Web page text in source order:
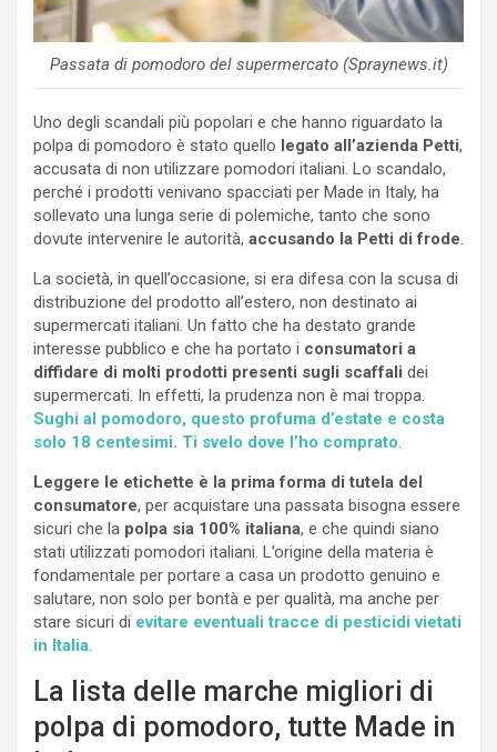
Passata di pomodoro del supermercato (Spraynews.it)
Uno degli scandali più popolari e che hanno riguardato la
polpa di pomodoro è stato quello legato all’azienda Petti,
accusata di non utilizzare pomodori italiani. Lo scandalo,
perché i prodotti venivano spacciati per Made in Italy, ha
sollevato una lunga serie di polemiche, tanto che sono
dovute intervenire le autorità, accusando la Petti di frode.
La società, in quell’occasione, si era difesa con la scusa di
distribuzione del prodotto all’estero, non destinato ai
supermercati italiani. Un fatto che ha destato grande
interesse pubblico e che ha portato i consumatori a
diffidare di molti prodotti presenti sugli scaffali dei
supermercati. In effetti, la prudenza non è mai troppa.
Sughi al pomodoro, questo profuma d’estate e costa
solo 18 centesimi. Ti svelo dove l’ho comprato.
Leggere le etichette è la prima forma di tutela del
consumatore, per acquistare una passata bisogna essere
sicuri che la polpa sia 100% italiana, e che quindi siano
stati utilizzati pomodori italiani. L’origine della materia è
fondamentale per portare a casa un prodotto genuino e
salutare, non solo per bontà e per qualità, ma anche per
stare sicuri di evitare eventuali tracce di pesticidi vietati
in Italia.
La lista delle marche migliori di
polpa di pomodoro, tutte Made in